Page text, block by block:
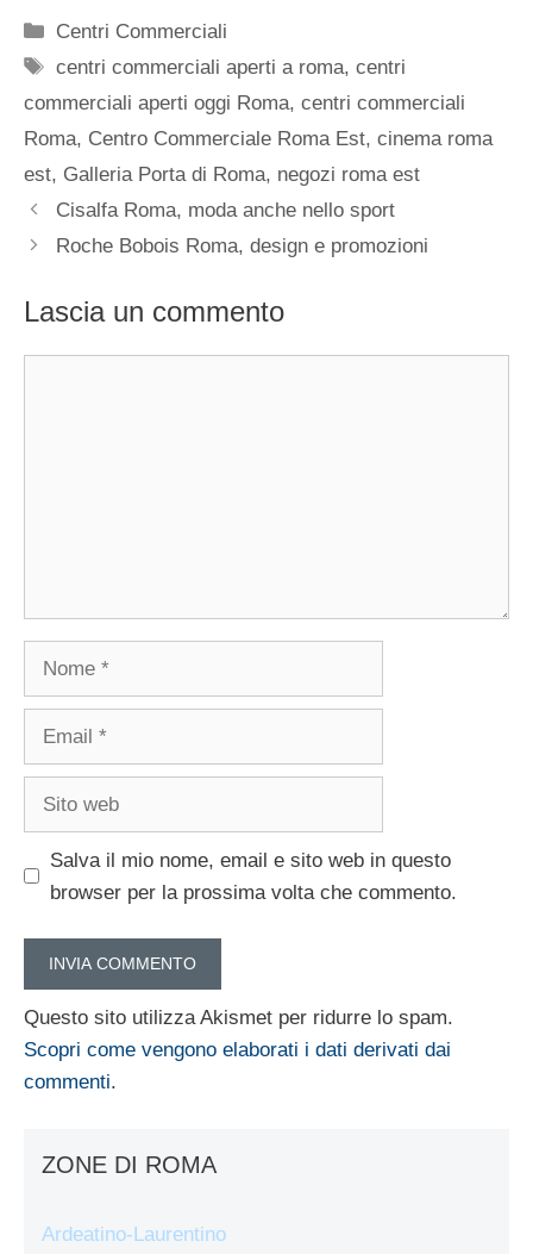
Categorie
Centri Commerciali
Tag
centri commerciali aperti a roma,centri
commerciali aperti oggi Roma, centri commerciali
Roma, Centro Commerciale Roma Est, cinema roma
est, Galleria Porta di Roma, negozi roma est
Cisalfa Roma, moda anche nello sport
Roche Bobois Roma, design e promozioni
Lascia un commento
Salva il mio nome, email e sito web in questo
browser per la prossima volta che commento.
Questo sito utilizza Akismet per ridurre lo spam.
Scopri come vengono elaborati i dati derivati dai
commenti.
ZONE DI ROMA
Ardeatino-Laurentino